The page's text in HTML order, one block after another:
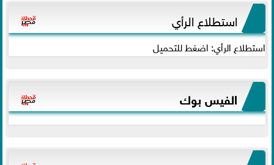
استطلاع الرأي
استطلاع الرأي: اضغط للتحميل
الفيس بوك